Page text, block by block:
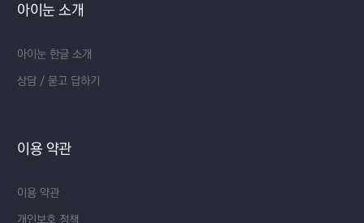
아이눈 소개
아이눈 한글 소개
상담 / 묻고 답하기
이용 약관
이용 약관
개인보호 정책